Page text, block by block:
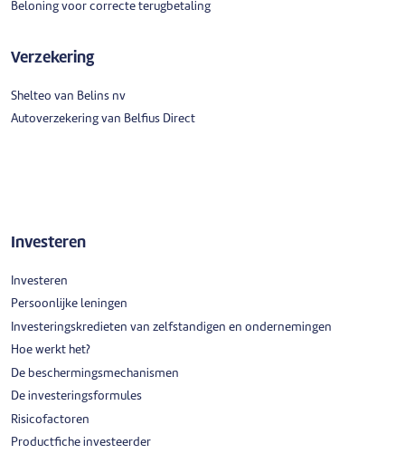
Beloning voor correcte terugbetaling
Verzekering
Shelteo van Belins nv
Autoverzekering van Belfius Direct
Investeren
Investeren
Persoonlijke leningen
Investeringskredieten van zelfstandigen en ondernemingen
Hoe werkt het?
De beschermingsmechanismen
De investeringsformules
Risicofactoren
Productfiche investeerder